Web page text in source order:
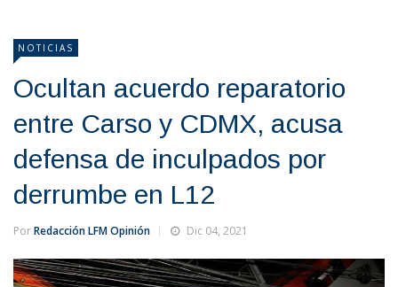
NOTICIAS
Ocultan acuerdo reparatorio
entre Carso y CDMX, acusa
defensa de inculpados por
derrumbe en L12
PorRedacción LFM Opinión Dic 04, 2021